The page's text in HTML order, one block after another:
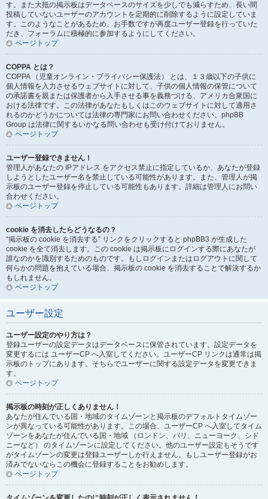
す。また大抵の掲示板はデータベースのサイズを少しでも減らすため、長い間
投稿していないユーザーのアカウントを定期的に削除するように設定していま
す。このようなことがあるため、お手数ですが再度ユーザー登録を行っていた
だき、フォーラムに積極的に参加するようにしてください。
ページトップ
COPPA とは？
COPPA （児童オンライン・プライバシー保護法） とは、１３歳以下の子供に
個人情報を入力させるウェブサイトに対して、子供の個人情報の保管について
の承諾書を親または保護者から入手させる事を義務づける、アメリカ合衆国に
おける法律です。この法律があなたもしくはこのウェブサイトに対して適用さ
れるのかどうかについては法律の専門家にお問い合わせください。phpBB
Group は法律に関するいかなる問い合わせも受け付けておりません。
ページトップ
ユーザー登録できません！
管理人があなたの IPアドレス をアクセス禁止に指定しているか、あなたが登録
しようとしたユーザー名を禁止している可能性があります。また、管理人が掲
示板のユーザー登録を停止している可能性もあります。詳細は管理人にお問い
合わせください。
ページトップ
cookie を消去したらどうなるの？
“掲示板の cookie を消去する” リンクをクリックすると phpBB3 が生成した
cookie を全て消去します。この cookie は掲示板にログインする際にあなたが
誰なのかを識別するためのものです。もしログインまたはログアウトに関して
何らかの問題を抱えている場合、掲示板の cookie を消去することで解決するか
もしれません。
ページトップ
ユーザー設定
ユーザー設定のやり方は？
登録ユーザーの設定データはデータベースに保管されています。設定データを
変更するには ユーザーCP へ入室してください。ユーザーCP リンクは通常は掲
示板のトップにあります。そちらでユーザーに関する設定データを変更できま
す。
ページトップ
掲示板の時刻が正しくありません！
あなたが住んでいる国・地域のタイムゾーンと掲示板のデフォルトタイムゾー
ンが異なっている可能性があります。この場合、ユーザーCP へ入室してタイム
ゾーンをあなたが住んでいる国・地域 （ロンドン、パリ、ニューヨーク、シド
ニーなど） のタイムゾーンに設定してください。他のユーザー設定もそうです
がタイムゾーンの変更は登録ユーザーしか行えません。もしユーザー登録がお
済みでないならこの機会に登録することをお勧めします。
ページトップ